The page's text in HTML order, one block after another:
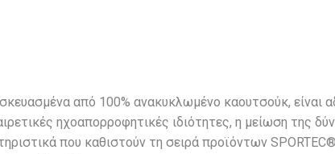
από 100% ανακυκλωμένο καουτσούκ, είναι
ηχοαπορροφητικές ιδιότητες, η μείωση της
που καθιστούν τη σειρά προϊόντων SPORTEC®